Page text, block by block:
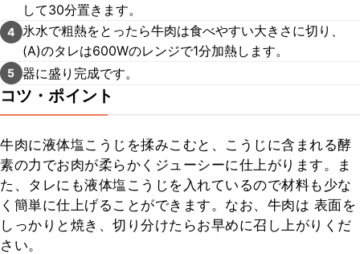
して30分置きます。
4 氷水で粗熱をとったら牛肉は食べやすい大きさに切り、
(A)のタレは600Wのレンジで1分加熱します。
5 器に盛り完成です。
コツ・ポイント
牛肉に液体塩こうじを揉みこむと、こうじに含まれる酵
素の力でお肉が柔らかくジューシーに仕上がります。ま
た、タレにも液体塩こうじを入れているので材料も少な
く簡単に仕上げることができます。なお、牛肉は 表面を
しっかりと焼き、切り分けたらお早めに召し上がりくだ
さい。